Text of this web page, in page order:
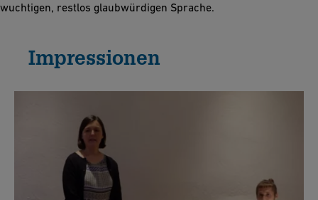
wuchtigen, restlos glaubwürdigen Sprache.
Impressionen